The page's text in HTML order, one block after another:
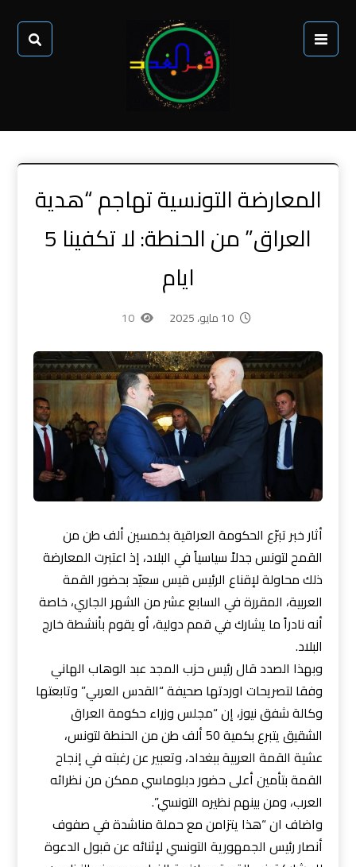
المعارضة التونسية تهاجم “هدية
العراق” من الحنطة: لا تكفينا 5
ايام
10 مايو، 2025 10
أثار خبر تبرّع الحكومة العراقية بخمسين ألف طن من
القمح لتونس جدلاً سياسياً في البلاد، إذ اعتبرت المعارضة
ذلك محاولة لإقناع الرئيس قيس سعيّد بحضور القمة
العربية، المقررة في السابع عشر من الشهر الجاري، خاصة
أنه نادراً ما يشارك في قمم دولية، أو يقوم بأنشطة خارج
البلاد.
وبهذا الصدد قال رئيس حزب المجد عبد الوهاب الهاني
وفقا لتصريحات اوردتها صحيفة “القدس العربي” وتابعتها
وكالة شفق نيوز، إن “مجلس وزراء حكومة العراق
الشقيق يتبرع بكمية 50 ألف طن من الحنطة لتونس،
عشية القمة العربية ببغداد، وتعبير عن رغبته في إنجاح
القمة بتأمين أعلى حضور دبلوماسي ممكن من نظرائه
العرب، ومن بينهم نظيره التونسي”.
واضاف ان “هذا يتزامن مع حملة مناشدة في صفوف
أنصار رئيس الجمهورية التونسي لإثنائه عن قبول الدعوة